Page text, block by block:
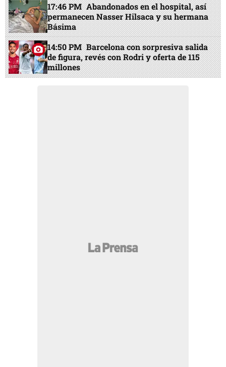
17:46 PM Abandonados en el hospital, así
permanecen Nasser Hilsaca y su hermana
Básima
14:50 PM Barcelona con sorpresiva salida
de figura, revés con Rodri y oferta de 115
millones